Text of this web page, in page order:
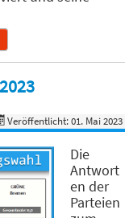
Veröffentlicht: 01. Mai 2023
Die
Antwort
en der
Parteien